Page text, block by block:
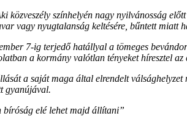
közveszély színhelyén nagy nyilvánosság
vagy nyugtalanság keltésére, bűntett miatt
7-ig terjedő hatállyal a tömeges
a kormány valótlan tényeket híresztel
a saját maga által elrendelt válsághelyzet
gyanújával.
elé lehet majd állítani”